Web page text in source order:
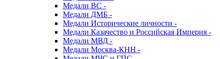
Медали ВС -
Медали ДМБ -
Медали Исторические личности -
Медали Казачество и Российская Империя -
Медали МВД -
Медали Москва-КНН -